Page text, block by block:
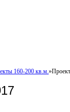
160-200 кв.м. »